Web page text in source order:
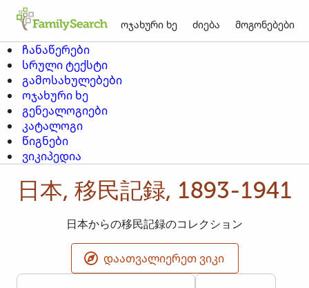
ოჯახური ხე ძიება მოგონებები
ჩანაწერები
სრული ტექსტი
გამოსახულებები
ოჯახური ხე
გენეალოგიები
კატალოგი
წიგნები
ვიკიპედია
日本, 移民記録, 1893-1941
日本からの移民記録のコレクション
ᲓᲐᲐᲗᲕᲐᲚᲘᲔᲠᲔᲗ ᲕᲘᲙᲘ